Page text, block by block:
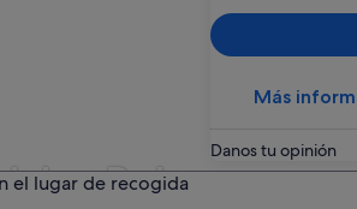
Más
Danos tu opinión
Baleares
el lugar de recogida